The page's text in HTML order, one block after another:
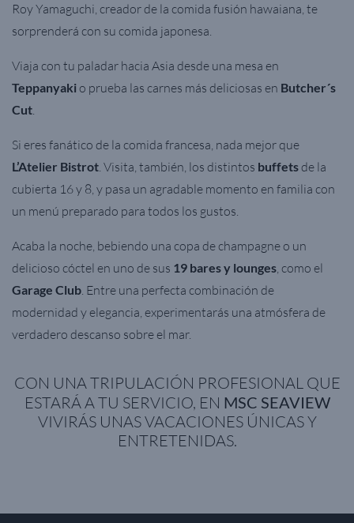
Roy Yamaguchi, creador de la comida fusión hawaiana, te
sorprenderá con su comida japonesa.
Viaja con tu paladar hacia Asia desde una mesa en
Teppanyaki o prueba las carnes más deliciosas en Butcher´s
Cut.
Si eres fanático de la comida francesa, nada mejor que
L’Atelier Bistrot. Visita, también, los distintos buffetsde la
cubierta 16 y 8, y pasa un agradable momento en familia con
un menú preparado para todos los gustos.
Acaba la noche, bebiendo una copa de champagne o un
delicioso cóctel en uno de sus 19 bares y lounges, como el
Garage Club. Entre una perfecta combinación de
modernidad y elegancia, experimentarás una atmósfera de
verdadero descanso sobre el mar.
CON UNA TRIPULACIÓN PROFESIONAL QUE
ESTARÁ A TU SERVICIO, EN MSC SEAVIEW
VIVIRÁS UNAS VACACIONES ÚNICAS Y
ENTRETENIDAS.